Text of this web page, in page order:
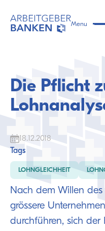
Menu
Die Pflicht
18.12.2018
Nach dem Willen des
grössere
durchführen, sich der
Tags
LOHNGLEICHHEIT